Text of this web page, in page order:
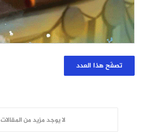
تصفّح هذا العدد
لا يوجد مزيد من المقالات